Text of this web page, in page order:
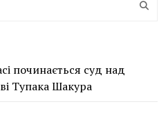
починається суд над
Тупака Шакура